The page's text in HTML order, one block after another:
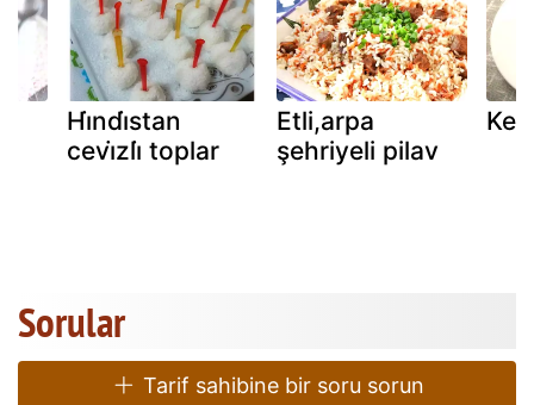
Hi̇ndi̇stan
cevi̇zli̇ toplar
Etli,arpa
şehriyeli pilav
Sorular
Tarif sahibine bir soru sorun